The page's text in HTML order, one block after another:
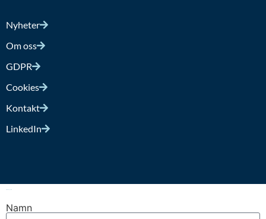
Nyheter
Om oss
GDPR
Cookies
Kontakt
LinkedIn
Namn